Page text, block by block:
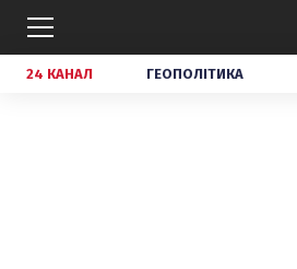
24 КАНАЛ ГЕОПОЛІТИКА